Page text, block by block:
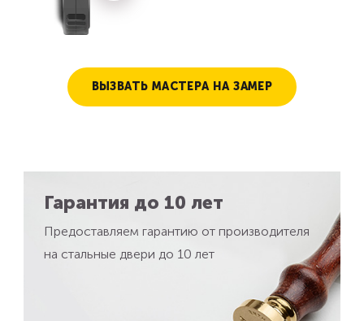
ВЫЗВАТЬ МАСТЕРА НА ЗАМЕР
Гарантия до 10 лет
Предоставляем гарантию от производителя
на стальные двери до 10 лет